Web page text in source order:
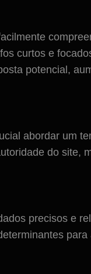
curtos e
potencial,
abordar um
do site,
precisos e